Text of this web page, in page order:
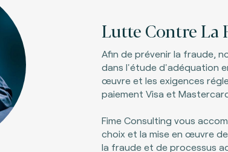
Lutte Contre La
Afin de prévenir la fraude,
dans l'étude d'adéquation
œuvre et les exigences
paiement Visa et
Fime Consulting vous
choix et la mise en œuvre
la fraude et de processus